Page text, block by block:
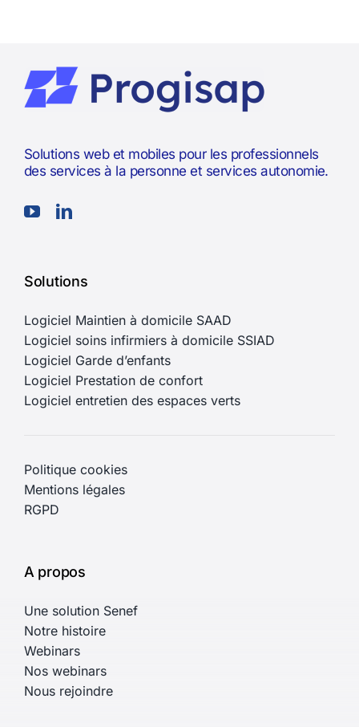
Solutions web et mobiles pour les professionnels
des services à la personne et services autonomie.
Solutions
Logiciel Maintien à domicile SAAD
Logiciel soins infirmiers à domicile SSIAD
Logiciel Garde d’enfants
Logiciel Prestation de confort
Logiciel entretien des espaces verts
Politique cookies
Mentions légales
RGPD
A propos
Une solution Senef
Notre histoire
Webinars
Nos webinars
Nous rejoindre